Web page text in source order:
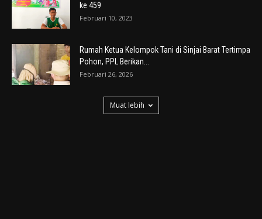
ke 459
Februari 10, 2023
Rumah Ketua Kelompok Tani di Sinjai Barat Tertimpa
Pohon, PPL Berikan...
Februari 26, 2026
Muat lebih